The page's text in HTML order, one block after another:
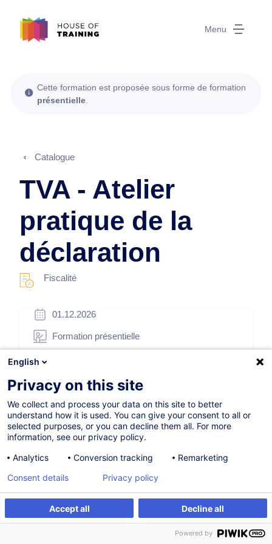
Menu
Être alerté Formation sur mesure
Cette formation est proposée sous forme de formation
présentielle
Catalogue
TVA - Atelier
pratique de la
déclaration
Fiscalité
01.12.2026
Formation présentielle
French / Français
001461
Être alerté
Formation sur mesure
English
Privacy on this site
We collect and process your data on this site to better
understand how it is used. You can give your consent to all or
selected purposes, or you can decline them all. For more
information, see our privacy policy.
Analytics
Conversion tracking Remarketing
Accept all Decline all
Consent details Privacy policy
Powered by